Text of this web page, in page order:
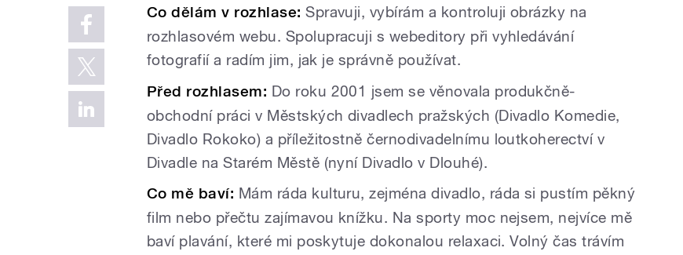
Co dělám v rozhlase: Spravuji, vybírám a kontroluji obrázky na
rozhlasovém webu. Spolupracuji s webeditory při vyhledávání
fotografií a radím jim, jak je správně používat.
Před rozhlasem: Do roku 2001 jsem se věnovala produkčně-
obchodní práci v Městských divadlech pražských (Divadlo Komedie,
Divadlo Rokoko) a příležitostně černodivadelnímu loutkoherectví v
Divadle na Starém Městě (nyní Divadlo v Dlouhé).
Co mě baví: Mám ráda kulturu, zejména divadlo, ráda si pustím pěkný
film nebo přečtu zajímavou knížku. Na sporty moc nejsem, nejvíce mě
baví plavání, které mi poskytuje dokonalou relaxaci. Volný čas trávím